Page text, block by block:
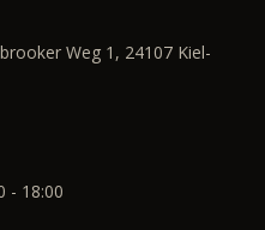
Weg 1, 24107 Kiel-
- 18:00